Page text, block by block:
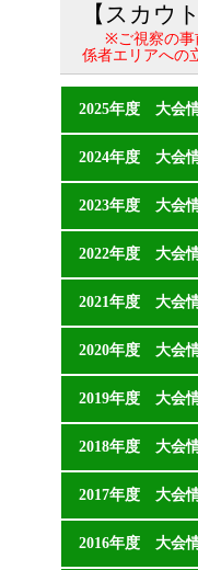
【スカウ
※ご視察の事
係者エリアへの
2025年度 大会
2024年度 大会
2023年度 大会
2022年度 大会
2021年度 大会
2020年度 大会
2019年度 大会
2018年度 大会
2017年度 大会
2016年度 大会